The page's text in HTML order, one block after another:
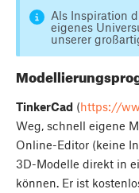
Als Inspiration
eigenes
unserer
TinkerCad (https://
Weg, schnell eigene
Online-Editor (keine
3D-Modelle direkt in
können. Er ist